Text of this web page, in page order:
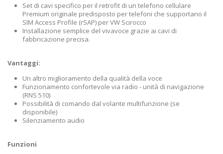
Set di cavi specifico per il retrofit di un telefono cellulare
Premium originale predisposto per telefoni che supportano il
SIM Access Profile (rSAP) per VW Scirocco
Installazione semplice del vivavoce grazie ai cavi di
fabbricazione precisa.
Vantaggi:
Un altro miglioramento della qualità della voce
Funzionamento confortevole via radio - unità di navigazione
(RNS 510)
Possibilità di comando dal volante multifunzione (se
disponibile)
Silenziamento audio
Funzioni